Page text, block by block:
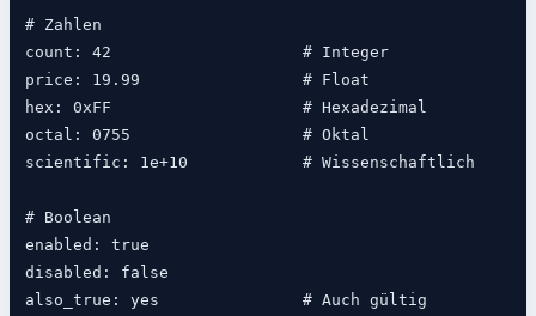
# Zahlen
count: 42                    # Integer
price: 19.99                 # Float
hex: 0xFF                    # Hexadezimal
octal: 0755                  # Oktal
scientific: 1e+10            # Wissenschaftlich
# Boolean
enabled: true
disabled: false
also_true: yes               # Auch gültig